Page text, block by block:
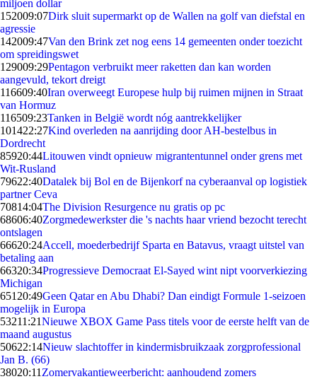
miljoen dollar
152009:07Dirk sluit supermarkt op de Wallen na golf van diefstal en
agressie
142009:47Van den Brink zet nog eens 14 gemeenten onder toezicht
om spreidingswet
129009:29Pentagon verbruikt meer raketten dan kan worden
aangevuld, tekort dreigt
116609:40Iran overweegt Europese hulp bij ruimen mijnen in Straat
van Hormuz
116509:23Tanken in België wordt nóg aantrekkelijker
101422:27Kind overleden na aanrijding door AH-bestelbus in
Dordrecht
85920:44Litouwen vindt opnieuw migrantentunnel onder grens met
Wit-Rusland
79622:40Datalek bij Bol en de Bijenkorf na cyberaanval op logistiek
partner Ceva
70814:04The Division Resurgence nu gratis op pc
68606:40Zorgmedewerkster die 's nachts haar vriend bezocht terecht
ontslagen
66620:24Accell, moederbedrijf Sparta en Batavus, vraagt uitstel van
betaling aan
66320:34Progressieve Democraat El-Sayed wint nipt voorverkiezing
Michigan
651 20:49Geen Qatar en Abu Dhabi? Dan eindigt Formule 1-seizoen
mogelijk in Europa
53211:21Nieuwe XBOX Game Pass titels voor de eerste helft van de
maand augustus
50622:14Nieuw slachtoffer in kindermisbruikzaak zorgprofessional
Jan B. (66)
38020:11 Zomervakantieweerbericht: aanhoudend zomers